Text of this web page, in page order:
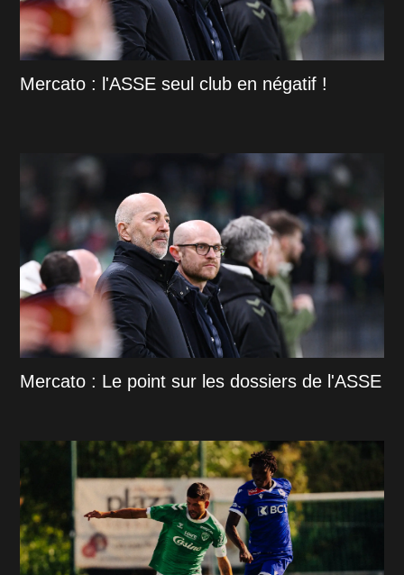
Mercato : l'ASSE seul club en négatif !
Mercato : Le point sur les dossiers de l'ASSE